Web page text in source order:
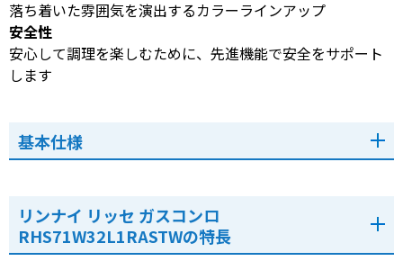
落ち着いた雰囲気を演出するカラーラインアップ
安全性
安心して調理を楽しむために、先進機能で安全をサポート
します
基本仕様
リンナイ リッセ ガスコンロ
RHS71W32L1RASTWの特長